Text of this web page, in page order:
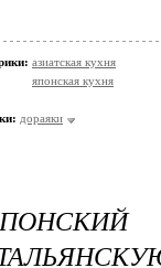
азиатская кухня
японская кухня
дораяки